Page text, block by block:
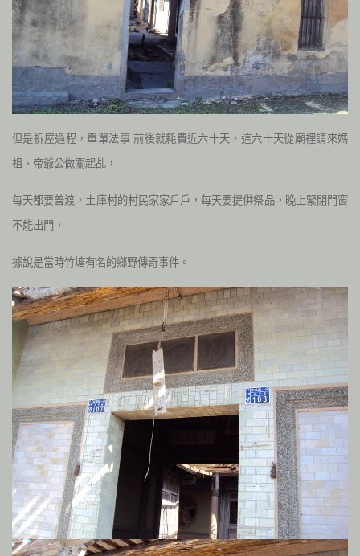
但是拆屋過程，單單法事 前後就耗費近六十天，這六十天從廟裡請來媽
祖、帝爺公做關起乩，
每天都要普渡，土庫村的村民家家戶戶，每天要提供祭品，晚上緊閉門窗
不能出門，
據說是當時竹塘有名的鄉野傳奇事件。